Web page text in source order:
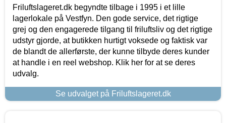
Friluftslageret.dk begyndte tilbage i 1995 i et lille
lagerlokale på Vestfyn. Den gode service, det rigtige
grej og den engagerede tilgang til friluftsliv og det rigtige
udstyr gjorde, at butikken hurtigt voksede og faktisk var
de blandt de allerførste, der kunne tilbyde deres kunder
at handle i en reel webshop. Klik her for at se deres
udvalg.
Se udvalget på Friluftslageret.dk